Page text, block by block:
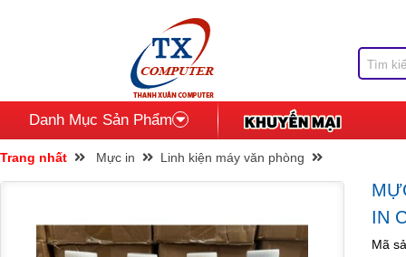
Danh Mục Sản Phẩm
Trang nhất Mực in Linh kiện máy văn phòng
IN
Mã